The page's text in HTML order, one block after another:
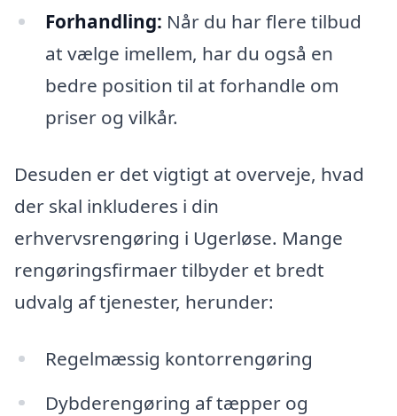
Forhandling: Når du har flere tilbud
at vælge imellem, har du også en
bedre position til at forhandle om
priser og vilkår.
Desuden er det vigtigt at overveje, hvad
der skal inkluderes i din
erhvervsrengøring i Ugerløse. Mange
rengøringsfirmaer tilbyder et bredt
udvalg af tjenester, herunder:
Regelmæssig kontorrengøring
Dybderengøring af tæpper og